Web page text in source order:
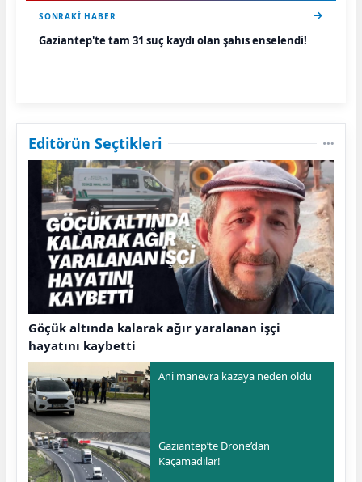
SONRAKI HABER
Gaziantep'te tam 31 suç kaydı olan şahıs enselendi!
Editörün Seçtikleri
Göçük altında kalarak ağır yaralanan işçi
hayatını kaybetti
Ani manevra kazaya neden oldu
Gaziantep’te Drone’dan
Kaçamadılar!